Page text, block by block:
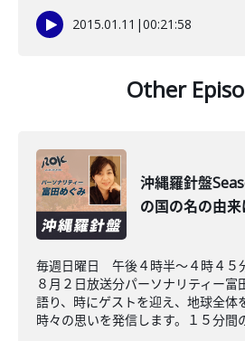
2015.01.11 |00:21:58
Other
沖縄羅針盤
の国の名の由
毎週日曜日 午後４時半～４時４
８月２日放送分パーソナリティー富
語り、時にゲストを迎え、地球全体
時々の思いを発信します。１５分間